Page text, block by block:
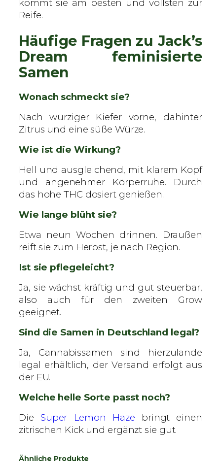
kommt sie am besten und vollsten zur
Reife.
Häufige Fragen zu Jack’s
Dream feminisierte
Samen
Wonach schmeckt sie?
Nach würziger Kiefer vorne, dahinter
Zitrus und eine süße Würze.
Wie ist die Wirkung?
Hell und ausgleichend, mit klarem Kopf
und angenehmer Körperruhe. Durch
das hohe THC dosiert genießen.
Wie lange blüht sie?
Etwa neun Wochen drinnen. Draußen
reift sie zum Herbst, je nach Region.
Ist sie pflegeleicht?
Ja, sie wächst kräftig und gut steuerbar,
also auch für den zweiten Grow
geeignet.
Sind die Samen in Deutschland legal?
Ja, Cannabissamen sind hierzulande
legal erhältlich, der Versand erfolgt aus
der EU.
Welche helle Sorte passt noch?
Die Super Lemon Haze bringt einen
zitrischen Kick und ergänzt sie gut.
Ähnliche Produkte